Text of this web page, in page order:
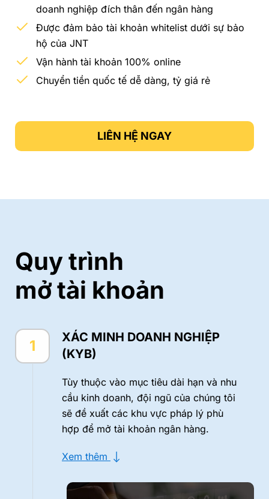
doanh nghiệp đích thân đến ngân hàng
Được đảm bảo tài khoản whitelist dưới sự bảo
hộ của JNT
Vận hành tài khoản 100% online
Chuyển tiền quốc tế dễ dàng, tỷ giá rẻ
LIÊN HỆ NGAY
Quy trình
mở tài khoản
1
XÁC MINH DOANH NGHIỆP
(KYB)
Tùy thuộc vào mục tiêu dài hạn và nhu
cầu kinh doanh, đội ngũ của chúng tôi
sẽ đề xuất các khu vực pháp lý phù
hợp để mở tài khoản ngân hàng.
Xem thêm -->